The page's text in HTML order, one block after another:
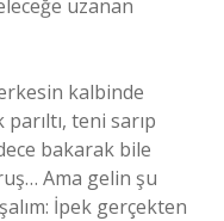
uzanan
kalbinde
teni sarıp
bakarak bile
Ama gelin şu
İpek gerçekten